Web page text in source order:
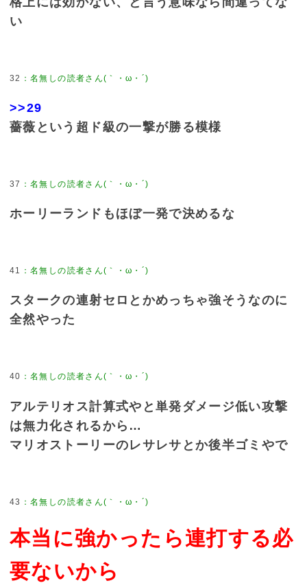
い
32
>>29
薔薇という超ド級の一撃が勝る模様
37
ホーリーランドもほぼ一発で決めるな
41
スタークの連射セロとかめっちゃ強そうなのに
全然やった
40
アルテリオス計算式やと単発ダメージ低い攻撃
は無力化されるから…
マリオストーリーのレサレサとか後半ゴミやで
43
本当に強かったら連打する必
要ないから